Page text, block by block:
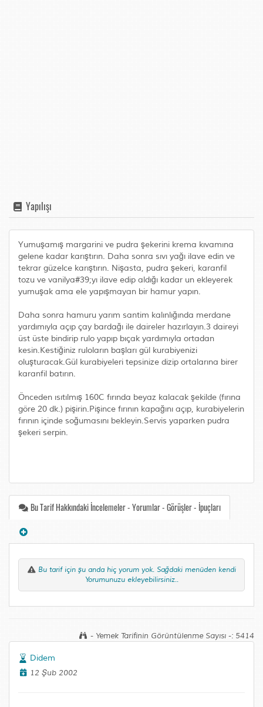
Yapılışı
Yumuşamış margarini ve pudra şekerini krema kıvamına
gelene kadar karıştırın. Daha sonra sıvı yağı ilave edin ve
tekrar güzelce karıştırın. Nişasta, pudra şekeri, karanfil
tozu ve vanilya#39;yı ilave edip aldığı kadar un ekleyerek
yumuşak ama ele yapışmayan bir hamur yapın.
Daha sonra hamuru yarım santim kalınlığında merdane
yardımıyla açıp çay bardağı ile daireler hazırlayın.3 daireyi
üst üste bindirip rulo yapıp bıçak yardımıyla ortadan
kesin.Kestiğiniz ruloların başları gül kurabiyenizi
oluşturacak.Gül kurabiyeleri tepsinize dizip ortalarına birer
karanfil batırın.
Önceden ısıtılmış 160C fırında beyaz kalacak şekilde (fırına
göre 20 dk.) pişirin.Pişince fırının kapağını açıp, kurabiyelerin
fırının içinde soğumasını bekleyin.Servis yaparken pudra
şekeri serpin.
Bu Tarif Hakkındaki İncelemeler - Yorumlar - Görüşler - İpuçları
Bu tarif için şu anda hiç yorum yok. Sağdaki menüden kendi
Yorumunuzu ekleyebilirsiniz..
- Yemek Tarifinin Görüntülenme Sayısı -: 5414
Didem
12 Şub 2002